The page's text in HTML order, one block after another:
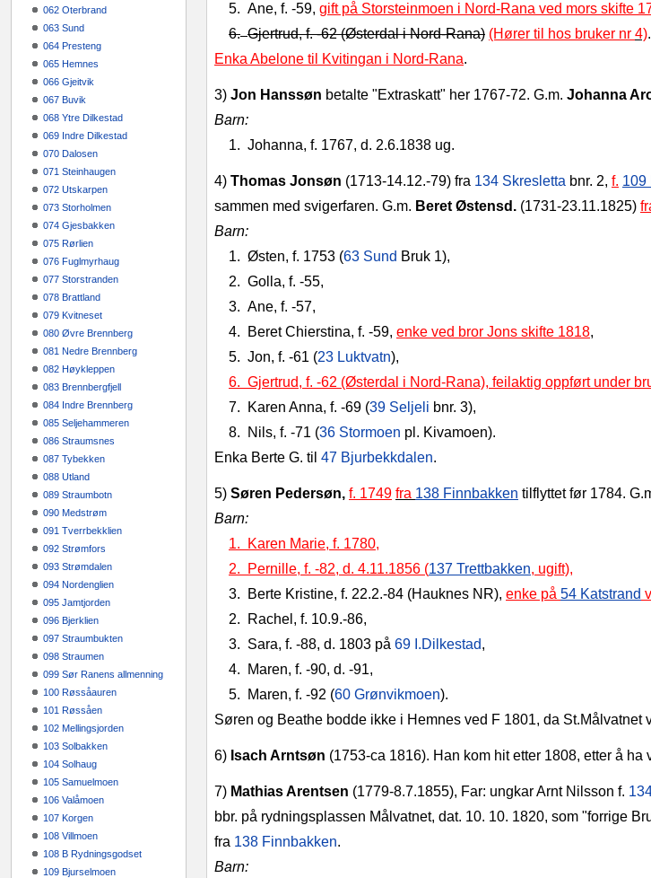
062 Oterbrand
063 Sund
064 Presteng
065 Hemnes
066 Gjeitvik
067 Buvik
068 Ytre Dilkestad
069 Indre Dilkestad
070 Dalosen
071 Steinhaugen
072 Utskarpen
073 Storholmen
074 Gjesbakken
075 Rørlien
076 Fuglmyrhaug
077 Storstranden
078 Brattland
079 Kvitneset
080 Øvre Brennberg
081 Nedre Brennberg
082 Høykleppen
083 Brennbergfjell
084 Indre Brennberg
085 Seljehammeren
086 Straumsnes
087 Tybekken
088 Utland
089 Straumbotn
090 Medstrøm
091 Tverrbekklien
092 Strømfors
093 Strømdalen
094 Nordenglien
095 Jamtjorden
096 Bjerklien
097 Straumbukten
098 Straumen
099 Sør Ranens allmenning
100 Røssåauren
101 Røssåen
102 Mellingsjorden
103 Solbakken
104 Solhaug
105 Samuelmoen
106 Valåmoen
107 Korgen
108 Villmoen
108 B Rydningsgodset
109 Bjurselmoen
5. Ane, f. ‑59, gift på Storsteinmoen i Nord-Rana ved mors skifte
6. Gjertrud, f. ‑62 (Østerdal i Nord-Rana) (Hører til hos bruker nr 4).
Enka Abelone til Kvitingan i Nord-Rana.
3) Jon Hanssøn betalte "Extraskatt" her 1767‑72. G.m. Johanna
Barn:
1. Johanna, f. 1767, d. 2.6.1838 ug.
4) Thomas Jonsøn (1713‑14.12.‑79) fra 134 Skresletta bnr. 2, f. 109
sammen med svigerfaren. G.m. Beret Østensd. (1731‑23.11.1825)
Barn:
1. Østen, f. 1753 (63 Sund Bruk 1),
2. Golla, f. -55,
3. Ane, f. -57,
4.
Beret Chierstina, f. -59, enke ved bror Jons skifte 1818,
5. Jon, f. -61 (23 Luktvatn),
6. Gjertrud, f. -62 (Østerdal i Nord-Rana), feilaktig oppført under
7. Karen Anna, f. -69 (39 Seljeli bnr. 3),
8. Nils, f. -71 (36 Stormoen pl. Kivamoen).
Enka Berte G. til 47 Bjurbekkdalen.
5) Søren Pedersøn, f. 1749 fra 138 Finnbakken tilflyttet før 1784.
Barn:
1.
Karen Marie, f. 1780,
2. Pernille, f. -82, d. 4.11.1856 (137 Trettbakken, ugift),
3. Berte Kristine, f. 22.2.-84 (Hauknes NR), enke på 54 Katstrand
2.
Rachel, f. 10.9.‑86,
3. Sara, f. -88, d. 1803 på 69 I.Dilkestad,
4.
Maren, f. -90, d. ‑91,
5.
Maren, f. -92 (60 Grønvikmoen).
Søren og Beathe bodde ikke i Hemnes ved F 1801, da St.Målvatnet
6) Isach Arntsøn (1753‑ca 1816). Han kom hit etter 1808, etter å
7) Mathias Arentsen (1779‑8.7.1855), Far: ungkar Arnt Nilsson f.
bbr. på rydningsplassen Målvatnet, dat. 10. 10. 1820, som "forrige
fra 138 Finnbakken.
Barn: